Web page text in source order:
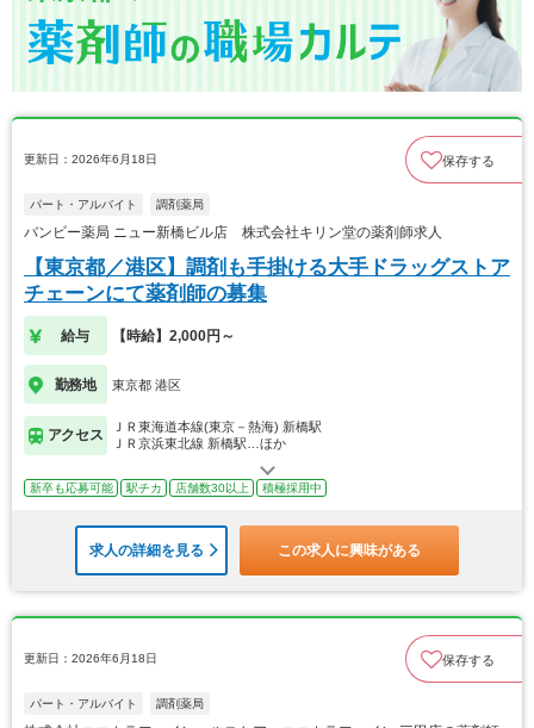
更新日：2026年6月18日 保存する
パート・アルバイト 調剤薬局
バンビー薬局 ニュー新橋ビル店 株式会社キリン堂の薬剤師求人
【東京都／港区】調剤も手掛ける大手ドラッグストア
チェーンにて薬剤師の募集
給与 【時給】2,000円～
勤務地 東京都 港区
アクセス
ＪＲ東海道本線(東京－熱海) 新橋駅
ＪＲ京浜東北線 新橋駅…ほか
新卒も応募可能 駅チカ 店舗数30以上 積極採用中
求人の詳細を見る この求人に興味がある
更新日：2026年6月18日 保存する
パート・アルバイト 調剤薬局